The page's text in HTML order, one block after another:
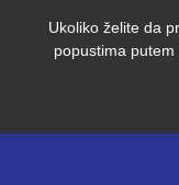
Ukoliko želite da
popustima